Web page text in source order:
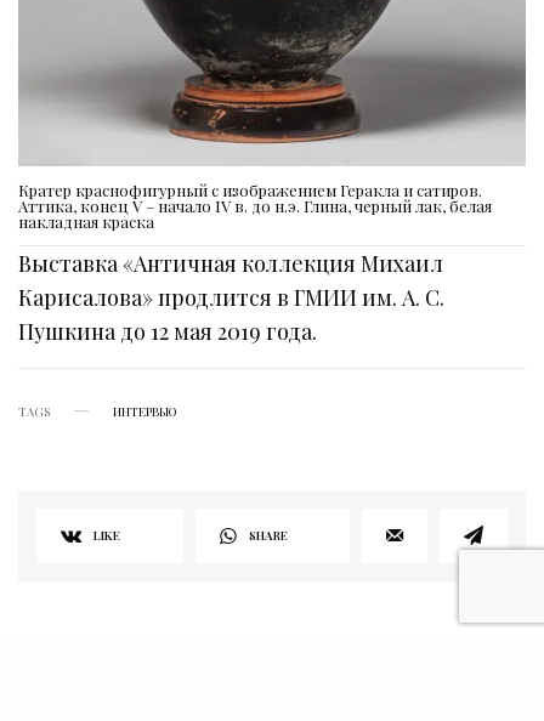
Кратер краснофигурный с изображением Геракла и сатиров.
Аттика, конец V – начало IV в. до н.э. Глина, черный лак, белая
накладная краска
Выставка «Античная коллекция Михаил
Карисалова» продлится в ГМИИ им. А. С.
Пушкина до 12 мая 2019 года.
TAGS ИНТЕРВЬЮ
LIKE SHARE